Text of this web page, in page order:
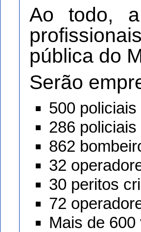
Ao todo, a
pública do
Serão
500
286 policiais
862
32
30 peritos
72
Mais de 600